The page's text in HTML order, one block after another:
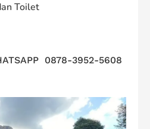
Toilet
0878-3952-5608